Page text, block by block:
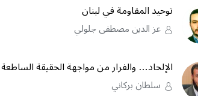
توحيد المقاومة في لبنان
عز الدين مصطفى جلولي
الإلحاد… والفرار من مواجهة الحقيقة الساطعة
سلطان بركاني